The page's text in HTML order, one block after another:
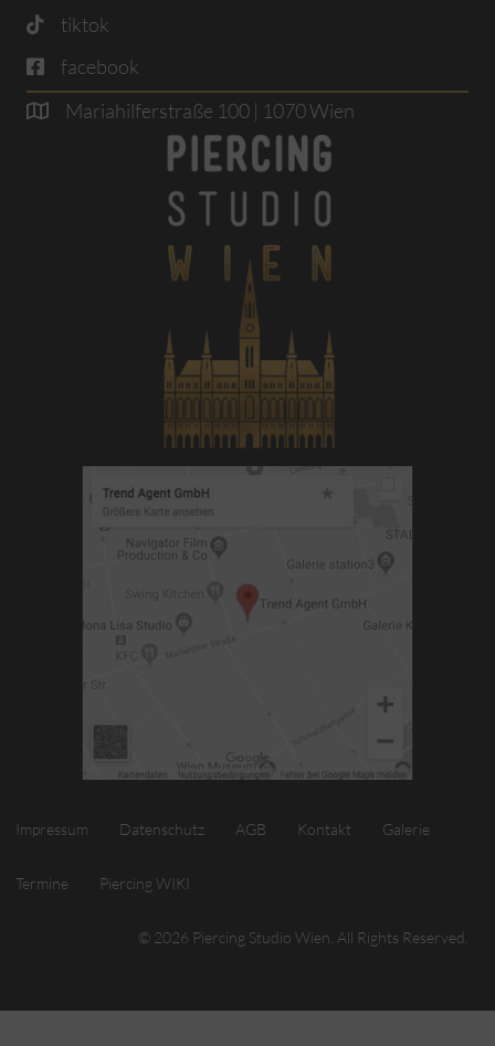
tiktok
facebook
Mariahilferstraße 100 | 1070 Wien
Impressum Datenschutz AGB Kontakt Galerie
Termine Piercing WIKI
© 2026 Piercing Studio Wien. All Rights Reserved.